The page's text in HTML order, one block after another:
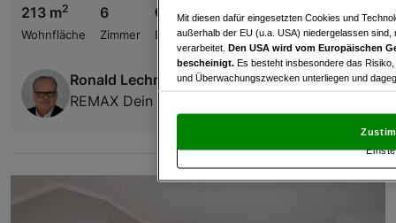
213 m2
Wohnfläche
6
Zimmer
€ 2.634,17
Bruttomiete
Ronald Lechner
REMAX Dein Daheim / RL Immobilien GmbH
Mit diesen dafür eingesetzten Cookies und
außerhalb der EU (u.a. USA) niedergelassen
verarbeitet. Den USA wird vom Europäischen
bescheinigt. Es besteht insbesondere das
und Überwachungszwecken unterliegen und
und Widerspruch gegen die Verarbeitung auf der
„Cookie Einstellungen“, die sich auf jeder Seite